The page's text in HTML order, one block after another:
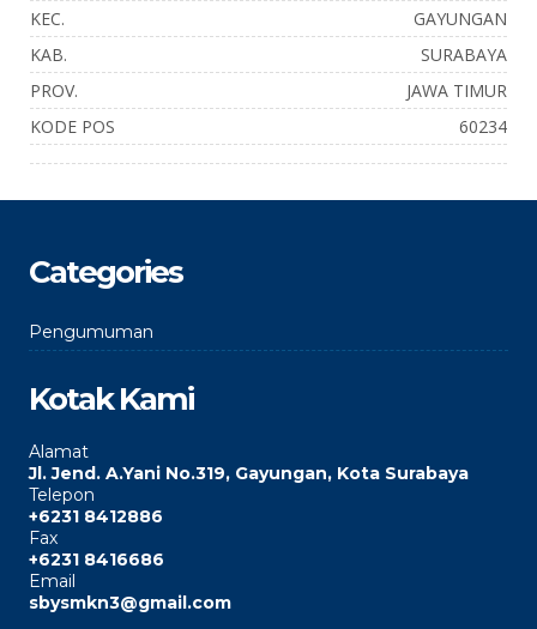
KEC.
GAYUNGAN
KAB.
SURABAYA
PROV.
JAWA TIMUR
KODE POS
60234
Categories
Pengumuman
Kotak Kami
Alamat
Jl. Jend. A.Yani No.319, Gayungan, Kota Surabaya
Telepon
+6231 8412886
Fax
+6231 8416686
Email
sbysmkn3@gmail.com